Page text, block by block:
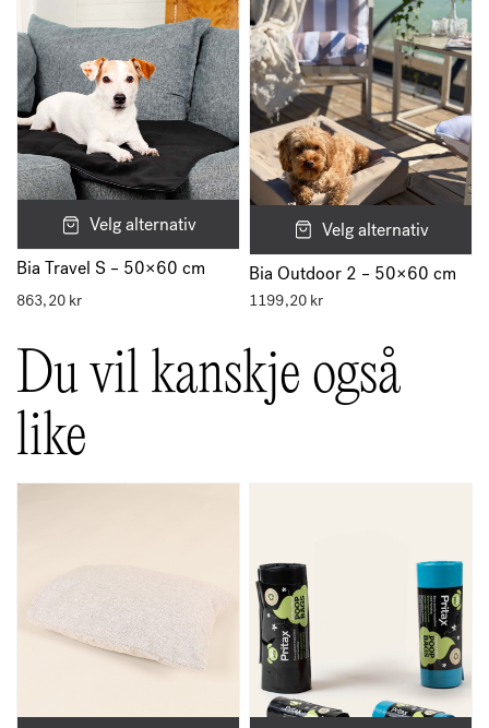
Velg alternativ
Bia Travel S – 50×60 cm
863,20 kr
Velg alternativ
Bia Outdoor 2 – 50×60 cm
1199,20 kr
Du vil kanskje også
like